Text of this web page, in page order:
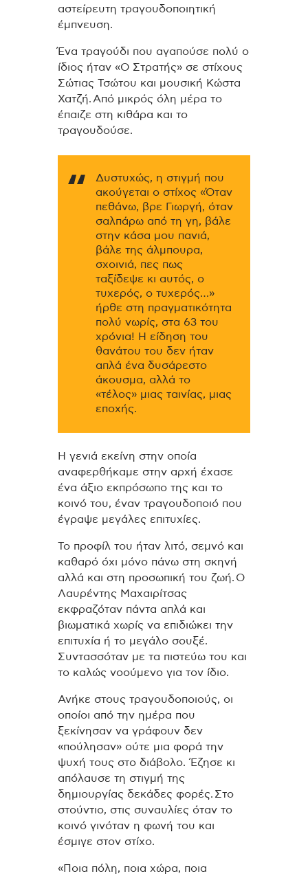
αστείρευτη τραγουδοποιητική
έμπνευση.
Ένα τραγούδι που αγαπούσε πολύ ο
ίδιος ήταν «Ο Στρατής» σε στίχους
Σώτιας Τσώτου και μουσική Κώστα
Χατζή. Από μικρός όλη μέρα το
έπαιζε στη κιθάρα και το
τραγουδούσε.
Δυστυχώς, η στιγμή που
ακούγεται ο στίχος «Όταν
πεθάνω, βρε Γιωργή, όταν
σαλπάρω από τη γη, βάλε
στην κάσα μου πανιά,
βάλε της άλμπουρα,
σχοινιά, πες πως
ταξίδεψε κι αυτός, ο
τυχερός, ο τυχερός…»
ήρθε στη πραγματικότητα
πολύ νωρίς, στα 63 του
χρόνια! Η είδηση του
θανάτου του δεν ήταν
απλά ένα δυσάρεστο
άκουσμα, αλλά το
«τέλος» μιας ταινίας, μιας
εποχής.
Η γενιά εκείνη στην οποία
αναφερθήκαμε στην αρχή έχασε
ένα άξιο εκπρόσωπο της και το
κοινό του, έναν τραγουδοποιό που
έγραψε μεγάλες επιτυχίες.
Το προφίλ του ήταν λιτό, σεμνό και
καθαρό όχι μόνο πάνω στη σκηνή
αλλά και στη προσωπική του ζωή. Ο
Λαυρέντης Μαχαιρίτσας
εκφραζόταν πάντα απλά και
βιωματικά χωρίς να επιδιώκει την
επιτυχία ή το μεγάλο σουξέ.
Συντασσόταν με τα πιστεύω του και
το καλώς νοούμενο για τον ίδιο.
Ανήκε στους τραγουδοποιούς, οι
οποίοι από την ημέρα που
ξεκίνησαν να γράφουν δεν
«πούλησαν» ούτε μια φορά την
ψυχή τους στο διάβολο.Έζησε κι
απόλαυσε τη στιγμή της
δημιουργίας δεκάδες φορές. Στο
στούντιο, στις συναυλίες όταν το
κοινό γινόταν η φωνή του και
έσμιγε στον στίχο.
«Ποια πόλη, ποια χώρα, ποια